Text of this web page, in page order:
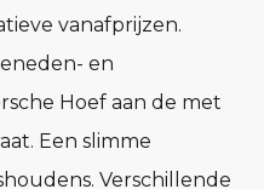
vanafprijzen.
en
Hoef aan de met
Een slimme
Verschillende